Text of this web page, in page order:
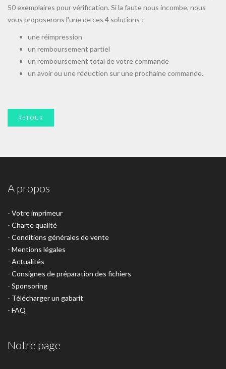
50 exemplaires pour vérification. Si la faute nous incombe, nous
vous proposerons l'une de ces 4 solutions :
une réimpression
un remboursement partiel
un remboursement total de votre commande
un avoir ou une réduction sur une prochaine commande.
RETOUR
A propos
- Votre imprimeur
- Charte qualité
- Conditions générales de vente
- Mentions légales
- Actualités
- Consignes de préparation des fichiers
- Sponsoring
- Télécharger un gabarit
- FAQ
Notre page